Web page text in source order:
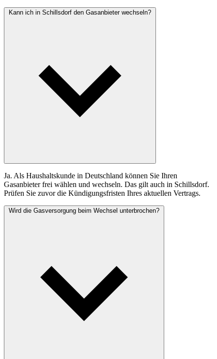
Kann ich in Schillsdorf den Gasanbieter wechseln?
Ja. Als Haushaltskunde in Deutschland können Sie Ihren
Gasanbieter frei wählen und wechseln. Das gilt auch in Schillsdorf.
Prüfen Sie zuvor die Kündigungsfristen Ihres aktuellen Vertrags.
Wird die Gasversorgung beim Wechsel unterbrochen?